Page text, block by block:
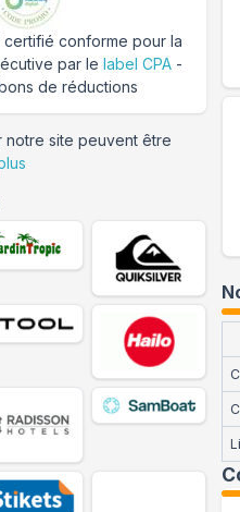
conforme pour la
par le label CPA-
de réductions
notre site peuvent être